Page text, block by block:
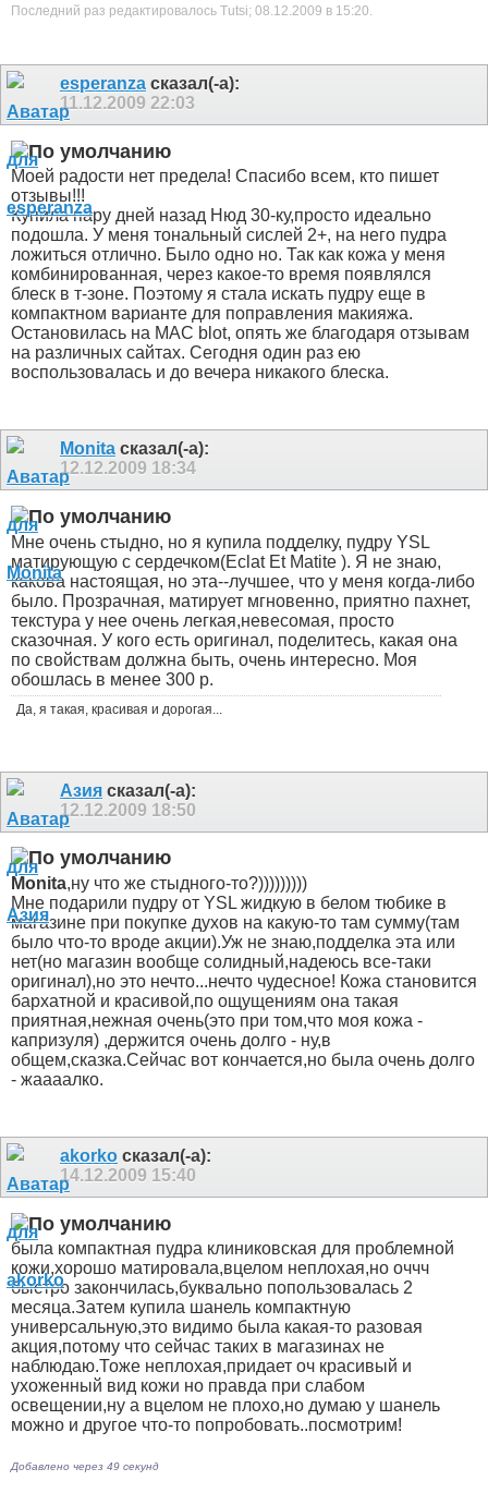
Последний раз редактировалось Tutsi; 08.12.2009 в 15:20
esperanza сказал(-а):
11.12.2009 22:03
Моей радости нет предела! Спасибо всем, кто пишет
отзывы!!!
Купила пару дней назад Нюд 30-ку,просто идеально
подошла. У меня тональный сислей 2+, на него пудра
ложиться отлично. Было одно но. Так как кожа у меня
комбинированная, через какое-то время появлялся
блеск в т-зоне. Поэтому я стала искать пудру еще в
компактном варианте для поправления макияжа.
Остановилась на MAC blot, опять же благодаря отзывам
на различных сайтах. Сегодня один раз ею
воспользовалась и до вечера никакого блеска.
Monita сказал(-а):
12.12.2009 18:34
Мне очень стыдно, но я купила подделку, пудру YSL
матирующую с сердечком(Eclat Et Matite ). Я не знаю,
какова настоящая, но эта--лучшее, что у меня когда-либо
было. Прозрачная, матирует мгновенно, приятно пахнет,
текстура у нее очень легкая,невесомая, просто
сказочная. У кого есть оригинал, поделитесь, какая она
по свойствам должна быть, очень интересно. Моя
обошлась в менее 300 р.
Да, я такая, красивая и дорогая...
Азия сказал(-а):
12.12.2009 18:50
Monita,ну что же стыдного-то?)))))))))
Мне подарили пудру от YSL жидкую в белом тюбике в
магазине при покупке духов на какую-то там сумму(там
было что-то вроде акции).Уж не знаю,подделка эта или
нет(но магазин вообще солидный,надеюсь все-таки
оригинал),но это нечто...нечто чудесное! Кожа становится
бархатной и красивой,по ощущениям она такая
приятная,нежная очень(это при том,что моя кожа -
капризуля) ,держится очень долго - ну,в
общем,сказка.Сейчас вот кончается,но была очень долго
- жаааалко.
akorko сказал(-а):
14.12.2009 15:40
была компактная пудра клиниковская для проблемной
кожи,хорошо матировала,вцелом неплохая,но оччч
быстро закончилась,буквально попользовалась 2
месяца.Затем купила шанель компактную
универсальную,это видимо была какая-то разовая
акция,потому что сейчас таких в магазинах не
наблюдаю.Тоже неплохая,придает оч красивый и
ухоженный вид кожи но правда при слабом
освещении,ну а вцелом не плохо,но думаю у шанель
можно и другое что-то попробовать..посмотрим!
Добавлено через 49 секунд